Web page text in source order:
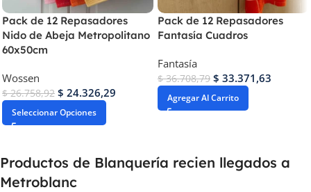
Pack de 12 Repasadores
Nido de Abeja Metropolitano
60x50cm
Wossen
$26.758,92 $ 24.326,29
Seleccionar Opciones
Pack de 12 Repasadores
Fantasía Cuadros
Fantasía
$36.708,79 $ 33.371,63
Agregar Al Carrito
Productos de Blanquería recien llegados a
Metroblanc